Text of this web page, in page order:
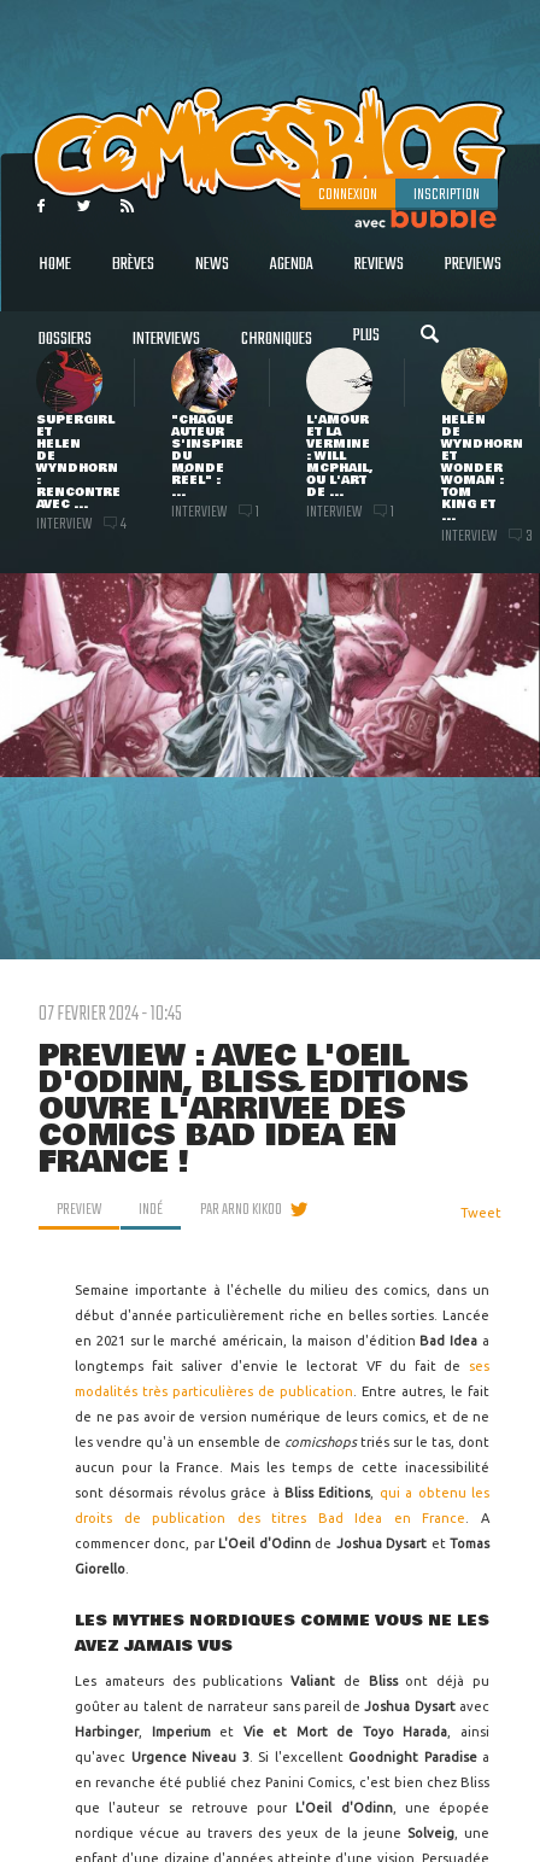
CONNEXION INSCRIPTION
HOME BRÈVES NEWS AGENDA REVIEWS PREVIEWS
DOSSIERS INTERVIEWS CHRONIQUES PLUS
SUPERGIRL
ET
HELEN
DE
WYNDHORN
:
RENCONTRE
AVEC ...
INTERVIEW 4
"CHAQUE
AUTEUR
S'INSPIRE
DU
MONDE
RÉEL" :
...
INTERVIEW 1
L'AMOUR
ET LA
VERMINE
: WILL
MCPHAIL,
OU L'ART
DE ...
INTERVIEW 1
HELEN
DE
WYNDHORN
ET
WONDER
WOMAN :
TOM
KING ET
...
INTERVIEW 3
07 FEVRIER 2024 - 10:45
PREVIEW : AVEC L'OEIL
D'ODINN, BLISS EDITIONS
OUVRE L'ARRIVÉE DES
COMICS BAD IDEA EN
FRANCE !
PREVIEW INDÉ PARARNO KIKOO Tweet
Semaine importante à l'échelle du milieu des comics, dans un
début d'année particulièrement riche en belles sorties. Lancée
en 2021 sur le marché américain, la maison d'édition Bad Idea a
longtemps fait saliver d'envie le lectorat VF du fait de ses
modalités très particulières de publication . Entre autres, le fait
de ne pas avoir de version numérique de leurs comics, et de ne
les vendre qu'à un ensemble de comicshopstriés sur le tas, dont
aucun pour la France. Mais les temps de cette inacessibilité
sont désormais révolus grâce à Bliss Editions, qui a obtenu les
droits de publication des titres Bad Idea en France
. A
commencer donc, par L'Oeil d'Odinnde Joshua Dysart etTomas
Giorello
LES MYTHES NORDIQUES COMME VOUS NE LES
AVEZ JAMAIS VUS
Les amateurs des publicationsValiant de Bliss ont déjà pu
goûter au talent de narrateur sans pareil deJoshua Dysart avec
Harbinger, Imperium et Vie et Mort de Toyo Harada , ainsi
qu'avec Urgence Niveau 3. Si l'excellent Goodnight Paradise a
en revanche été publié chez Panini Comics, c'est bien chez Bliss
que l'auteur se retrouve pour
L'Oeil d'Odinn, une épopée
nordique vécue au travers des yeux de la jeune Solveig , une
enfant d'une dizaine d'années atteinte d'une vision. Persuadée